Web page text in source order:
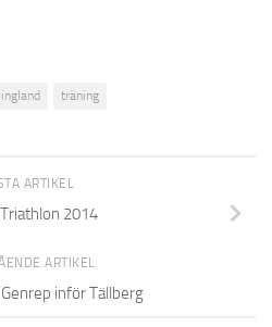
träning
ARTIKEL
2014
ARTIKEL
inför Tällberg